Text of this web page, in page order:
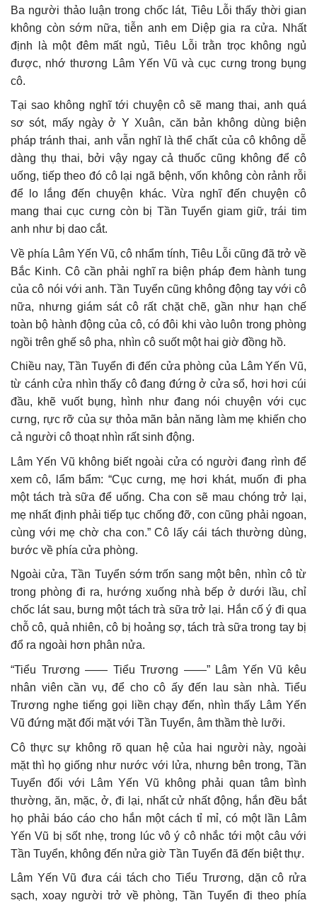
Ba người thảo luận trong chốc lát, Tiêu Lỗi thấy thời gian
không còn sớm nữa, tiễn anh em Diệp gia ra cửa. Nhất
định là một đêm mất ngủ, Tiêu Lỗi trằn trọc không ngủ
được, nhớ thương Lâm Yến Vũ và cục cưng trong bụng
cô.
Tại sao không nghĩ tới chuyện cô sẽ mang thai, anh quá
sơ sót, mấy ngày ở Y Xuân, căn bản không dùng biện
pháp tránh thai, anh vẫn nghĩ là thể chất của cô không dễ
dàng thụ thai, bởi vậy ngay cả thuốc cũng không để cô
uống, tiếp theo đó cô lại ngã bệnh, vốn không còn rảnh rỗi
để lo lắng đến chuyện khác. Vừa nghĩ đến chuyện cô
mang thai cục cưng còn bị Tần Tuyển giam giữ, trái tim
anh như bị dao cắt.
Về phía Lâm Yến Vũ, cô nhẩm tính, Tiêu Lỗi cũng đã trở về
Bắc Kinh. Cô cần phải nghĩ ra biện pháp đem hành tung
của cô nói với anh. Tần Tuyển cũng không động tay với cô
nữa, nhưng giám sát cô rất chặt chẽ, gần như hạn chế
toàn bộ hành động của cô, có đôi khi vào luôn trong phòng
ngồi trên ghế sô pha, nhìn cô suốt một hai giờ đồng hồ.
Chiều nay, Tần Tuyển đi đến cửa phòng của Lâm Yến Vũ,
từ cánh cửa nhìn thấy cô đang đứng ở cửa sổ, hơi hơi cúi
đầu, khẽ vuốt bụng, hình như đang nói chuyện với cục
cưng, rực rỡ của sự thỏa mãn bản năng làm mẹ khiến cho
cả người cô thoạt nhìn rất sinh động.
Lâm Yến Vũ không biết ngoài cửa có người đang rình để
xem cô, lẩm bẩm: “Cục cưng, mẹ hơi khát, muốn đi pha
một tách trà sữa để uống. Cha con sẽ mau chóng trở lại,
mẹ nhất định phải tiếp tục chống đỡ, con cũng phải ngoan,
cùng với mẹ chờ cha con.” Cô lấy cái tách thường dùng,
bước về phía cửa phòng.
Ngoài cửa, Tần Tuyển sớm trốn sang một bên, nhìn cô từ
trong phòng đi ra, hướng xuống nhà bếp ở dưới lầu, chỉ
chốc lát sau, bưng một tách trà sữa trở lại. Hắn cố ý đi qua
chỗ cô, quả nhiên, cô bị hoảng sợ, tách trà sữa trong tay bị
đổ ra ngoài hơn phân nửa.
“Tiểu Trương —— Tiểu Trương ——” Lâm Yến Vũ kêu
nhân viên cần vụ, để cho cô ấy đến lau sàn nhà. Tiểu
Trương nghe tiếng gọi liền chạy đến, nhìn thấy Lâm Yến
Vũ đứng mặt đối mặt với Tần Tuyển, âm thầm thè lưỡi.
Cô thực sự không rõ quan hệ của hai người này, ngoài
mặt thì họ giống như nước với lửa, nhưng bên trong, Tần
Tuyển đối với Lâm Yến Vũ không phải quan tâm bình
thường, ăn, mặc, ở, đi lại, nhất cử nhất động, hắn đều bắt
họ phải báo cáo cho hắn một cách tỉ mỉ, có một lần Lâm
Yến Vũ bị sốt nhẹ, trong lúc vô ý cô nhắc tới một câu với
Tần Tuyển, không đến nửa giờ Tần Tuyển đã đến biệt thự.
Lâm Yến Vũ đưa cái tách cho Tiểu Trương, dặn cô rửa
sạch, xoay người trở về phòng, Tần Tuyển đi theo phía